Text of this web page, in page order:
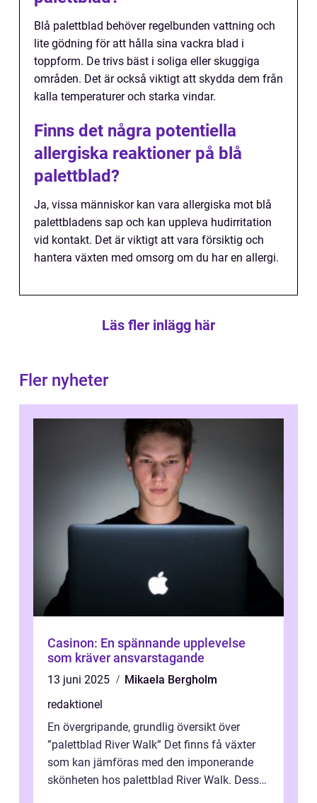
Blå palettblad behöver regelbunden vattning och
lite gödning för att hålla sina vackra blad i
toppform. De trivs bäst i soliga eller skuggiga
områden. Det är också viktigt att skydda dem från
kalla temperaturer och starka vindar.
Finns det några potentiella
allergiska reaktioner på blå
palettblad?
Ja, vissa människor kan vara allergiska mot blå
palettbladens sap och kan uppleva hudirritation
vid kontakt. Det är viktigt att vara försiktig och
hantera växten med omsorg om du har en allergi.
Läs fler inlägg här
Fler nyheter
Casinon: En spännande upplevelse
som kräver ansvarstagande
13 juni 2025
Mikaela Bergholm
redaktionel
En övergripande, grundlig översikt över
”palettblad River Walk” Det finns få växter
som kan jämföras med den imponerande
skönheten hos palettblad River Walk. Dess